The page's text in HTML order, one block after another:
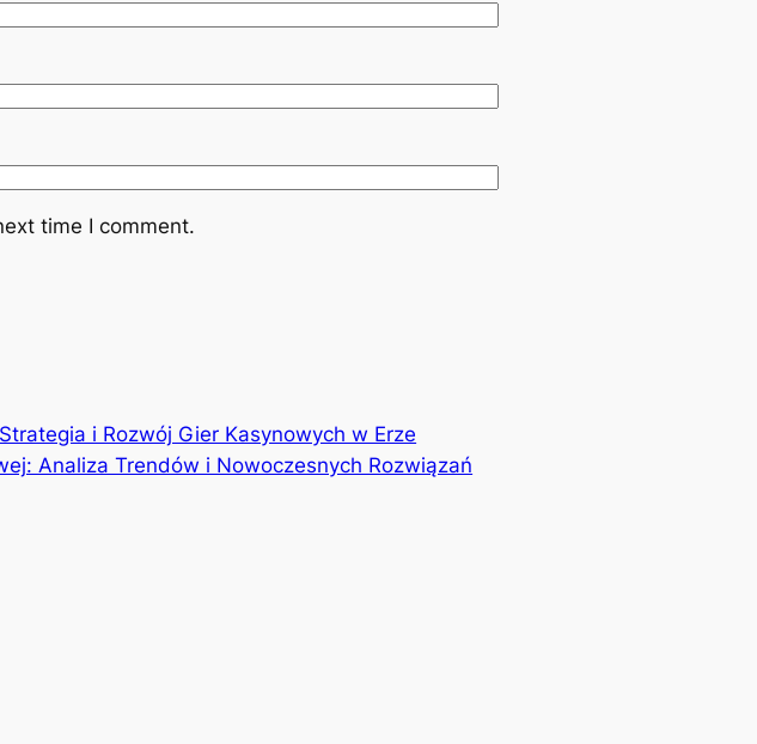
time I comment.
Strategia i Rozwój Gier Kasynowych w Erze
Analiza Trendów i Nowoczesnych Rozwiązań